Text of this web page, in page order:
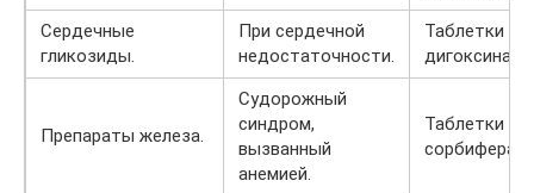
Сердечные
гликозиды.
При сердечной
недостаточности.
Таблетки
дигоксина.
Препараты железа.
Судорожный
синдром,
вызванный
анемией.
Таблетки
сорбифера.